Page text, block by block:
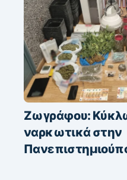
Ζωγράφου:
ναρκωτικά στην